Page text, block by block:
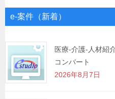
ゲ
シ
ョ
ン
e-案件（新着）
医療-介護-人材紹
コンバート
2026年8月7日